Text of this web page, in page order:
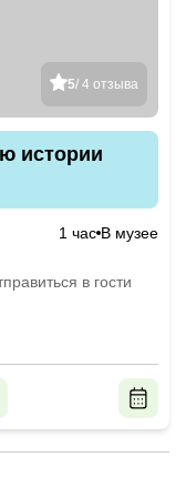
5/ 4 отзыва
истории
1 час В музее
в гости